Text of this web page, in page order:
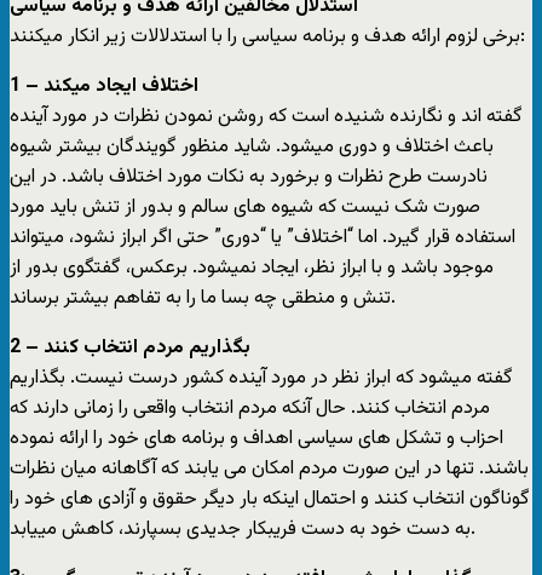
استدلال مخالفین ارائه هدف و برنامه سیاسی
برخی لزوم ارائه هدف و برنامه سیاسی را با استدلالات زیر انکار میکنند:
1 – اختلاف ایجاد میکند
گفته اند و نگارنده شنیده است که روشن نمودن نظرات در مورد آینده
باعث اختلاف و دوری میشود. شاید منظور گویندگان بیشتر شیوه
نادرست طرح نظرات و برخورد به نکات مورد اختلاف باشد. در این
صورت شک نیست که شیوه های سالم و بدور از تنش باید مورد
استفاده قرار گیرد. اما “اختلاف” یا “دوری” حتی اگر ابراز نشود، میتواند
موجود باشد و با ابراز نظر، ایجاد نمیشود. برعکس، گفتگوی بدور از
تنش و منطقی چه بسا ما را به تفاهم بیشتر برساند.
2 – بگذاریم مردم انتخاب کنند
گفته میشود که ابراز نظر در مورد آینده کشور درست نیست. بگذاریم
مردم انتخاب کنند. حال آنکه مردم انتخاب واقعی را زمانی دارند که
احزاب و تشکل های سیاسی اهداف و برنامه های خود را ارائه نموده
باشند. تنها در این صورت مردم امکان می یابند که آگاهانه میان نظرات
گوناگون انتخاب کنند و احتمال اینکه بار دیگر حقوق و آزادی های خود را
به دست خود به دست فریبکار جدیدی بسپارند، کاهش مییابد.